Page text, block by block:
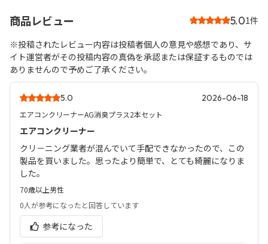
商品レビュー 5.01件
※投稿されたレビュー内容は投稿者個人の意見や感想であり、サ
イト運営者がその投稿内容の真偽を承認または保証するものでは
ありませんので予めご了承ください。
5.0 2026-06-18
エアコンクリーナーAG消臭プラス2本セット
エアコンクリーナー
クリ－ニング業者が混んでいて手配できなかったので、この
製品を買いました。思ったより簡単で、とても綺麗になりま
した。
70歳以上男性
0人が参考になったと回答しています
参考になった